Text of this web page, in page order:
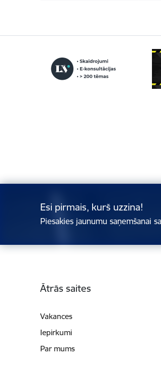
Esi pirmais, kurš uzzina!
Piesakies jaunumu saņemšanai
Ātrās saites
Vakances
Iepirkumi
Par mums